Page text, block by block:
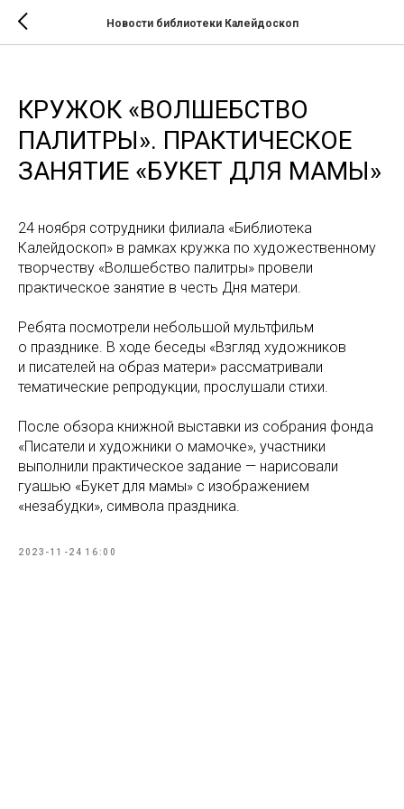
Новости библиотеки Калейдоскоп
КРУЖОК «ВОЛШЕБСТВО
ПАЛИТРЫ». ПРАКТИЧЕСКОЕ
ЗАНЯТИЕ «БУКЕТ ДЛЯ МАМЫ»
24 ноября сотрудники филиала «Библиотека
Калейдоскоп» в рамках кружка по художественному
творчеству «Волшебство палитры» провели
практическое занятие в честь Дня матери.
Ребята посмотрели небольшой мультфильм
о празднике. В ходе беседы «Взгляд художников
и писателей на образ матери» рассматривали
тематические репродукции, прослушали стихи.
После обзора книжной выставки из собрания фонда
«Писатели и художники о мамочке», участники
выполнили практическое задание — нарисовали
гуашью «Букет для мамы» с изображением
«незабудки», символа праздника.
2023-11-24 16:00